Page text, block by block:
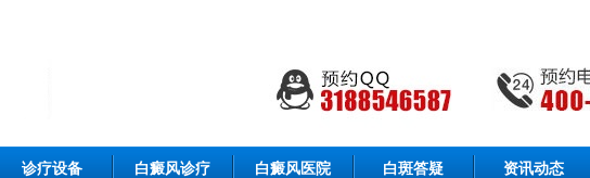
诊疗设备 白癜风诊疗 白癜风医院 白斑答疑 资讯动态